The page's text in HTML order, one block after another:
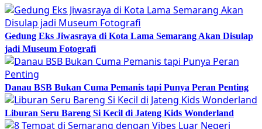
Gedung Eks Jiwasraya di Kota Lama Semarang Akan Disulap
jadi Museum Fotografi
Danau BSB Bukan Cuma Pemanis tapi Punya Peran Penting
Liburan Seru Bareng Si Kecil di Jateng Kids Wonderland